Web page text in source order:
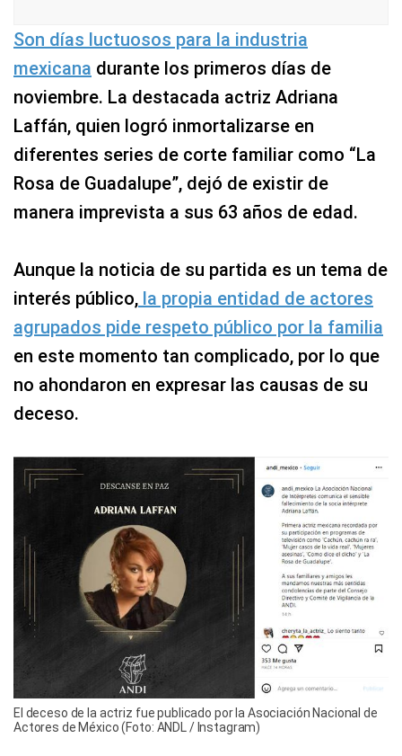
Son días luctuosos para la industria
mexicana durante los primeros días de
noviembre. La destacada actriz Adriana
Laffán, quien logró inmortalizarse en
diferentes series de corte familiar como “La
Rosa de Guadalupe”, dejó de existir de
manera imprevista a sus 63 años de edad.
Aunque la noticia de su partida es un tema de
interés público, la propia entidad de actores
agrupados pide respeto público por la familia
en este momento tan complicado, por lo que
no ahondaron en expresar las causas de su
deceso.
El deceso de la actriz fue publicado por la Asociación Nacional de
Actores de México (Foto: ANDL / Instagram)